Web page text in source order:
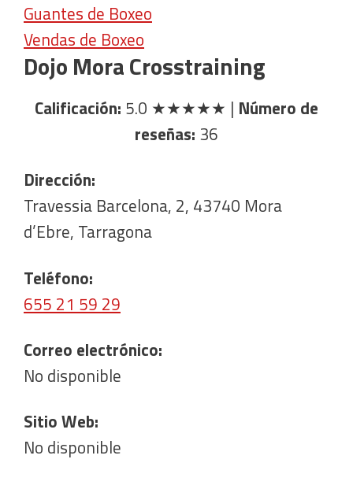
Guantes de Boxeo
Vendas de Boxeo
Dojo Mora Crosstraining
Calificación: 5.0 ★★★★★ | Número de
reseñas: 36
Dirección:
Travessia Barcelona, 2, 43740 Mora
d’Ebre, Tarragona
Teléfono:
655 21 59 29
Correo electrónico:
No disponible
Sitio Web:
No disponible